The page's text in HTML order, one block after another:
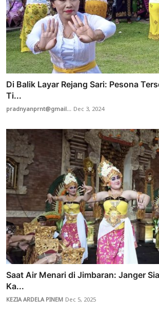
Di Balik Layar Rejang Sari: Pesona
Ti...
pradnyanprnt@gmail... Dec 3, 2024
Saat Air Menari di Jimbaran: Janger
Ka...
KEZIA ARDELA PINEM Dec 5, 2025